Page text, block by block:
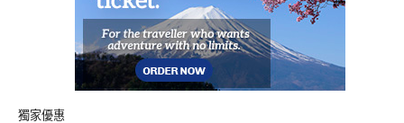
獨家優惠